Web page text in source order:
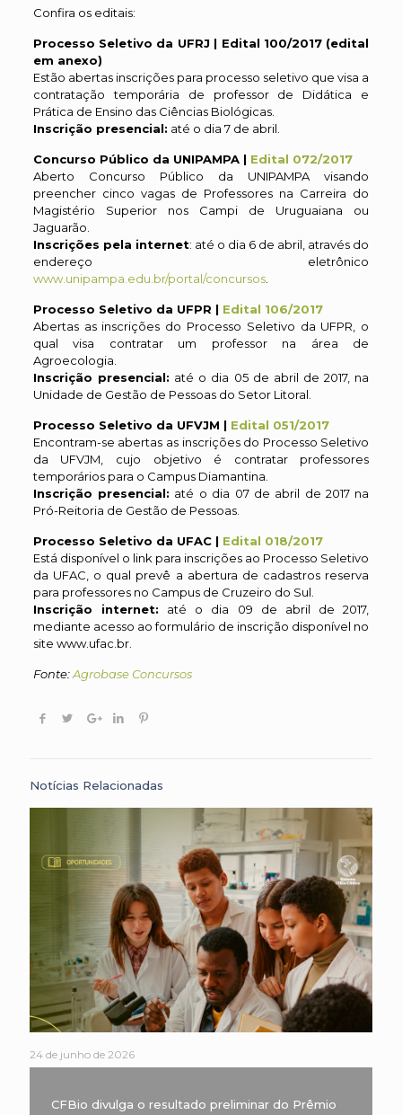
Confira os editais:
Processo Seletivo da UFRJ | Edital 100/2017 (edital
em anexo)
Estão abertas inscrições para processo seletivo que visa a
contratação temporária de professor de Didática e
Prática de Ensino das Ciências Biológicas.
Inscrição presencial: até o dia 7 de abril.
Concurso Público da UNIPAMPA | Edital 072/2017
Aberto Concurso Público da UNIPAMPA visando
preencher cinco vagas de Professores na Carreira do
Magistério Superior nos Campi de Uruguaiana ou
Jaguarão.
Inscrições pela internet: até o dia 6 de abril, através do
endereço eletrônico
www.unipampa.edu.br/portal/concursos.
Processo Seletivo da UFPR | Edital 106/2017
Abertas as inscrições do Processo Seletivo da UFPR, o
qual visa contratar um professor na área de
Agroecologia.
Inscrição presencial: até o dia 05 de abril de 2017, na
Unidade de Gestão de Pessoas do Setor Litoral.
Processo Seletivo da UFVJM | Edital 051/2017
Encontram-se abertas as inscrições do Processo Seletivo
da UFVJM, cujo objetivo é contratar professores
temporários para o Campus Diamantina.
Inscrição presencial: até o dia 07 de abril de 2017 na
Pró-Reitoria de Gestão de Pessoas.
Processo Seletivo da UFAC | Edital 018/2017
Está disponível o link para inscrições ao Processo Seletivo
da UFAC, o qual prevê a abertura de cadastros reserva
para professores no Campus de Cruzeiro do Sul.
Inscrição internet: até o dia 09 de abril de 2017,
mediante acesso ao formulário de inscrição disponível no
site www.ufac.br.
Fonte:Agrobase Concursos
Notícias Relacionadas
24 de junho de 2026
CFBio divulga o resultado preliminar do Prêmio